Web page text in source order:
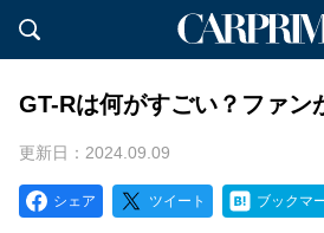
GT-Rは何がすごい？ファン
更新日：2024.09.09
シェア ツイート ブックマ